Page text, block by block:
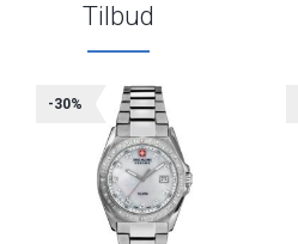
Tilbud
-30%